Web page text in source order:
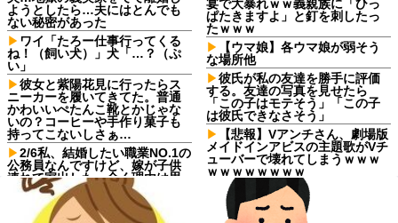
ようとしたら…夫にはとんでも
ない秘密があった
ワイ「たろー仕事行ってくる
ね！（飼い犬）」犬「…？（ぷ
い」
彼女と紫陽花見に行ったらス
ニーカーを履いてきてた。普通
かわいいぺたんこ靴とかじゃな
いの？コーヒーや手作り菓子も
持ってこないしさぁ…
2/6私、結婚したい職業NO.1の
公務員なんですけど、嫁が子供
連れて家出した。全く理由は思
いつかないけど強いてあげると
すれば母のせいかもしれない。
嫁のせいでアトピー悪化しそう
宴で大暴れｗｗ義親族に「ひっ
ぱたきますよ」と釘を刺したっ
たｗｗｗ
【ウマ娘】各ウマ娘が弱そう
な場所他
彼氏が私の友達を勝手に評価
する。友達の写真を見せたら
「この子はモテそう」「この子
は彼氏できなさそう」
【悲報】Vアンチさん、劇場版
メイドインアビスの主題歌がVチ
ューバーで壊れてしまうｗｗｗ
ｗｗｗｗｗｗｗｗ
【速報】村上26本 大谷26本
wwwwwwwwwwwwwwwwww
wwwwwwwwwwww